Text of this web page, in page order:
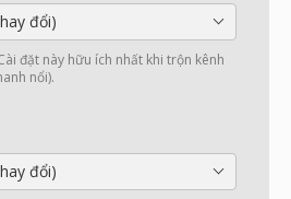
đổi)
đặt này hữu ích nhất khi trộn kênh
nổi).
đổi)